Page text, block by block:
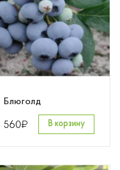
розы
Блюголд
560₽ В корзину